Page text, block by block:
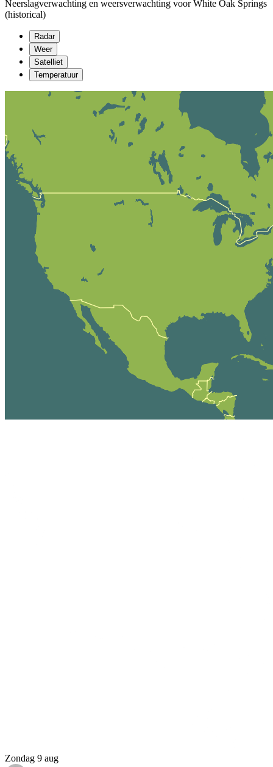
Neerslagverwachting en weersverwachting voor White Oak Springs
(historical)
Radar
Weer
Satelliet
Temperatuur
Zondag 9 aug